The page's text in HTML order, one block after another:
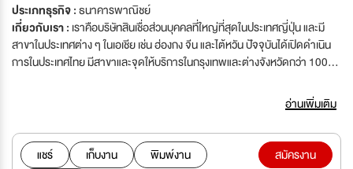
ประเภทธุรกิจ :ธนาคารพาณิชย์
เกี่ยวกับเรา : เราคือบริษัทสินเชื่อส่วนบุคคลที่ใหญ่ที่สุดในประเทศญี่ปุ่น และมี
สาขาในประเทศต่าง ๆ ในเอเชีย เช่น ฮ่องกง จีน และไต้หวัน ปัจจุบันได้เปิดดำเนิน
การในประเทศไทย มีสาขาและจุดให้บริการในกรุงเทพและต่างจังหวัดกว่า 100
เป็นการรองรับการเติบโต บริษัทจึงเปิดรับสมัครผู้ที่สนใจจะร่วมเป็นส่วนหนึ่งของ
อ่านเพิ่มเติม
แชร์ เก็บงาน
พิมพ์งาน
สมัครงาน